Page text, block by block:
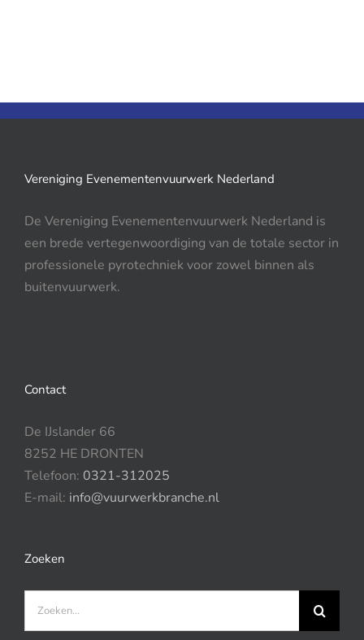
Vereniging Evenementenvuurwerk Nederland
De Vereniging Evenementenvuurwerk Nederland is
een brede vertegenwoordiging van de totale sector in
professionele pyrotechniek voor zowel binnen als
buitenvuurwerk.
Contact
De IJslander 66
8252 HE DRONTEN
Telefoon: 0321-312025
E-mail: info@vuurwerkbranche.nl
Zoeken